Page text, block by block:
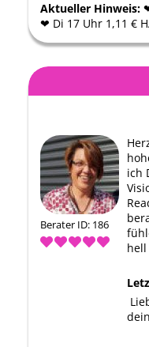
Aktueller Hinweis:
❤ ️Di 17 Uhr 1,11 €
Berater ID: 186
ich
hell